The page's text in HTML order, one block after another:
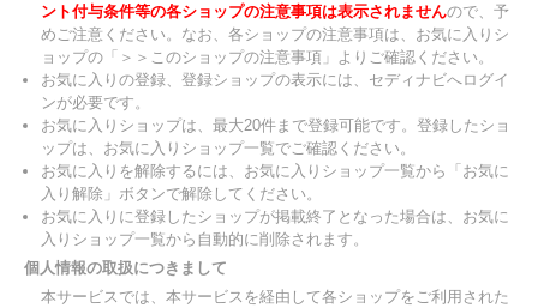
ント付与条件等の各ショップの注意事項は表示されませんので、予
めご注意ください。なお、各ショップの注意事項は、お気に入りシ
ョップの「＞＞このショップの注意事項」よりご確認ください。
お気に入りの登録、登録ショップの表示には、セディナビへログイ
ンが必要です。
お気に入りショップは、最大20件まで登録可能です。登録したショ
ップは、お気に入りショップ一覧でご確認ください。
お気に入りを解除するには、お気に入りショップ一覧から「お気に
入り解除」ボタンで解除してください。
お気に入りに登録したショップが掲載終了となった場合は、お気に
入りショップ一覧から自動的に削除されます。
個人情報の取扱につきまして
本サービスでは、本サービスを経由して各ショップをご利用された